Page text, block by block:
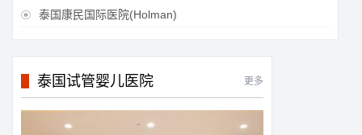
 泰国康民国际医院(Holman)
泰国试管婴儿医院 更多